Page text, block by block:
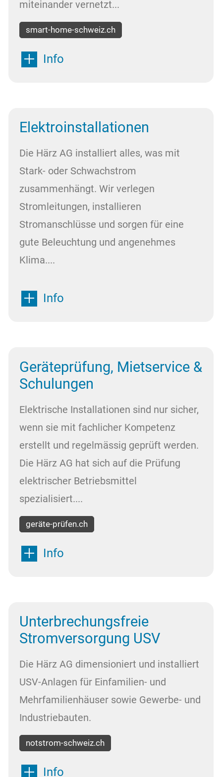
miteinander vernetzt...
smart-home-schweiz.ch
Info
Elektroinstallationen
Die Härz AG installiert alles, was mit
Stark- oder Schwachstrom
zusammenhängt. Wir verlegen
Stromleitungen, installieren
Stromanschlüsse und sorgen für eine
gute Beleuchtung und angenehmes
Klima....
Info
Geräteprüfung, Mietservice &
Schulungen
Elektrische Installationen sind nur sicher,
wenn sie mit fachlicher Kompetenz
erstellt und regelmässig geprüft werden.
Die Härz AG hat sich auf die Prüfung
elektrischer Betriebsmittel
spezialisiert....
geräte-prüfen.ch
Info
Unterbrechungsfreie
Stromversorgung USV
Die Härz AG dimensioniert und installiert
USV-Anlagen für Einfamilien- und
Mehrfamilienhäuser sowie Gewerbe- und
Industriebauten.
notstrom-schweiz.ch
Info